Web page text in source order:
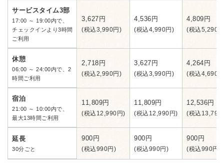
サービスタイム3部
17:00 ～ 19:00内で、
チェックインより3時間
ご利用
3,627円
(税込3,990円)
4,536円
(税込4,990円)
4,809円
(税込5,290
休憩
06:00 ～ 24:00内で、2
時間ご利用
2,718円
(税込2,990円)
3,627円
(税込3,990円)
4,264円
(税込4,690
宿泊
21:00 ～ 10:00内で、
最大13時間ご利用
11,809円
(税込12,990円)
11,809円
(税込12,990円)
12,536円
(税込13,790
延長
30分ごと
900円
(税込990円)
900円
(税込990円)
900円
(税込990円)